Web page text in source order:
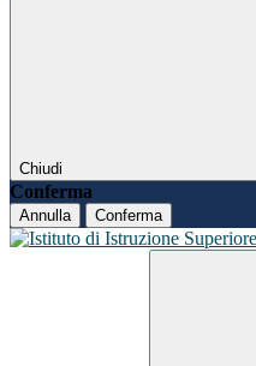
Chiudi
Conferma
Annulla Conferma